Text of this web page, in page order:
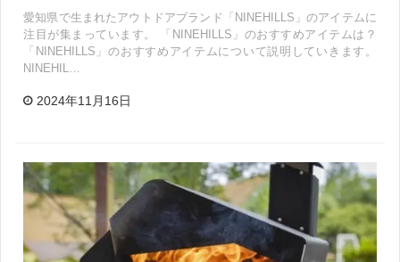
愛知県で生まれたアウトドアブランド「NINEHILLS」のアイテムに
注目が集まっています。 「NINEHILLS」のおすすめアイテムは？
「NINEHILLS」のおすすめアイテムについて説明していきます。
NINEHIL…
2024年11月16日